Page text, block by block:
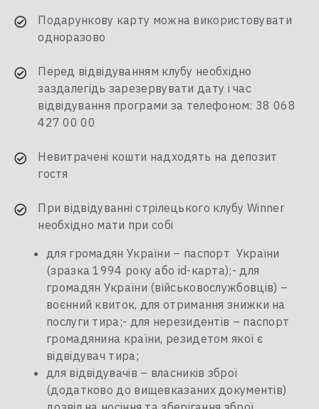
Подарункову карту можна використовувати
одноразово
Перед відвідуванням клубу необхідно
заздалегідь зарезервувати дату і час
відвідування програми за телефоном: 38 068
427 00 00
Невитрачені кошти надходять на депозит
гостя
При відвідуванні стрілецького клубу Winner
необхідно мати при собі
для громадян України – паспорт України
(зразка 1994 року або id-карта);- для
громадян України (військовослужбовців) –
воєнний квиток, для отримання знижки на
послуги тира;- для нерезидентів – паспорт
громадянина країни, резидетом якої є
відвідувач тира;
для відвідувачів – власників зброї
(додатково до вищевказаних документів)